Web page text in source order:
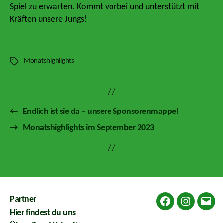
Spiel zu erwarten. Kommt vorbei und unterstützt mit
Kräften unsere Jungs!
Schlagwörter
Monatshighlights
←
Endlich ist sie da – unsere Sponsorenmappe!
→
Monatshighlights im September 2023
Partner
Hier findest du uns
FacebookInstagram
E-